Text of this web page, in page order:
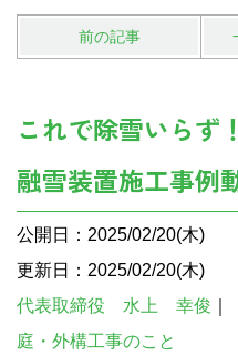
前の記事
これで除雪いらず
融雪装置施工事例
公開日：2025/02/20(木)
更新日：2025/02/20(木)
代表取締役 水上 幸俊
庭・外構工事のこと